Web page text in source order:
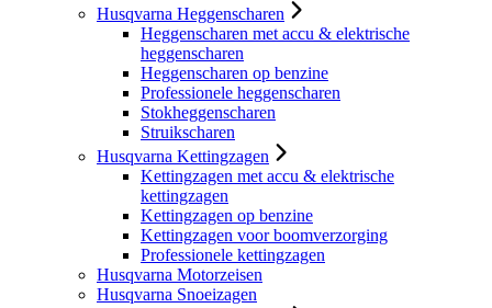
Husqvarna Heggenscharen
Heggenscharen met accu & elektrische
heggenscharen
Heggenscharen op benzine
Professionele heggenscharen
Stokheggenscharen
Struikscharen
Husqvarna Kettingzagen
Kettingzagen met accu & elektrische
kettingzagen
Kettingzagen op benzine
Kettingzagen voor boomverzorging
Professionele kettingzagen
Husqvarna Motorzeisen
Husqvarna Snoeizagen